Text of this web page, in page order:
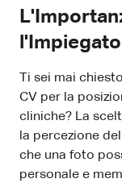
Ti sei mai
CV per la
cliniche? La
la percezione
che una foto
personale e